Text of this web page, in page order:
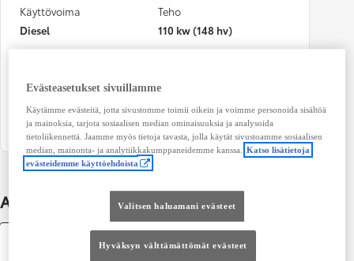
Käyttövoima
Diesel
Teho
110 kw (148 hv)
Istuimet
2
Ovet
2
Auton lisätiedot
Tekniset tiedot
Evästeasetukset sivuillamme
Käytämme evästeitä, jotta sivustomme toimii oikein ja voimme personoida sisältöä
ja mainoksia, tarjota sosiaalisen median ominaisuuksia ja analysoida
tietoliikennettä. Jaamme myös tietoja tavasta, jolla käytät sivustoamme sosiaalisen
median, mainonta- ja analytiikkakumppaneidemme kanssa.
Katso lisätietoja
evästeidemme käyttöehdoista
Valitsen haluamani evästeet
Hyväksyn välttämättömät evästeet